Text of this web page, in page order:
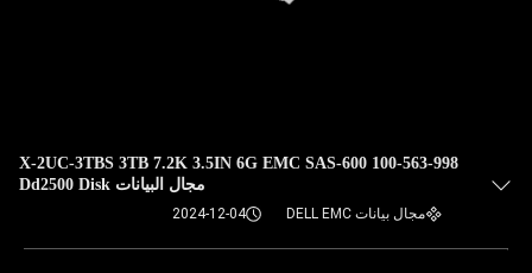
100-563-998 X-2UC-3TBS 3TB 7.2K 3.5IN 6G EMC SAS-600
مجال البيانات Dd2500 Disk
مجال بيانات DELL EMC 2024-12-04